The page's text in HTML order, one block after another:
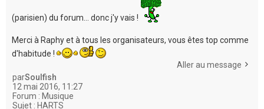
(parisien) du forum... donc j'y vais !
Merci à Raphy et à tous les organisateurs, vous êtes top comme
d'habitude !
Aller au message
parSoulfish
12 mai 2016, 11:27
Forum : Musique
Sujet : HARTS